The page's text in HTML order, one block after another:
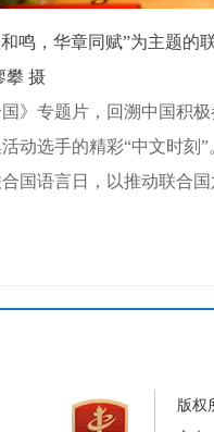
，华章同赋”为主题的
攀 摄
专题片，回溯中国积极
动选手的精彩“中文时刻
语言日，以推动联合国
版权